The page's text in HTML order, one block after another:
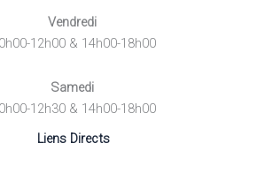
Vendredi
12h00 & 14h00-18h00
Samedi
12h30 & 14h00-18h00
Liens Directs